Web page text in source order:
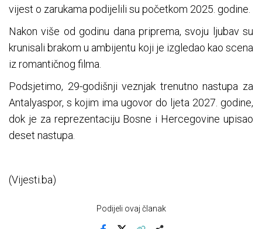
vijest o zarukama podijelili su početkom 2025. godine.
Nakon više od godinu dana priprema, svoju ljubav su
krunisali brakom u ambijentu koji je izgledao kao scena
iz romantičnog filma.
Podsjetimo, 29-godišnji veznjak trenutno nastupa za
Antalyaspor, s kojim ima ugovor do ljeta 2027. godine,
dok je za reprezentaciju Bosne i Hercegovine upisao
deset nastupa.
(Vijesti.ba)
Podijeli ovaj članak